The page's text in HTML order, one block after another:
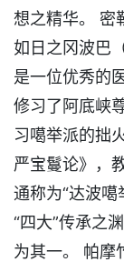
想之精华。 密
如日之冈波巴
是一位优秀的
修习了阿底峡
习噶举派的拙
严宝鬘论》，
通称为“达波
“四大”传承之
为其一。 帕摩